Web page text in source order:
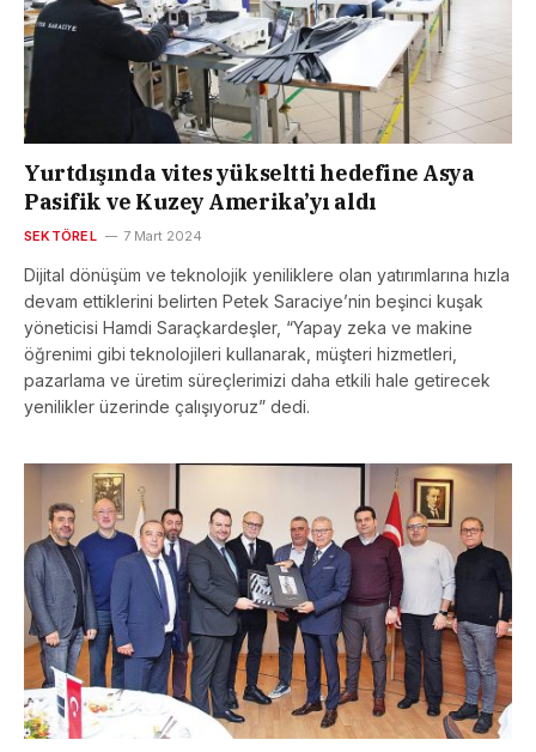
Yurtdışında vites yükseltti hedefine Asya
Pasifik ve Kuzey Amerika’yı aldı
SEKTÖREL 7 Mart 2024
Dijital dönüşüm ve teknolojik yeniliklere olan yatırımlarına hızla
devam ettiklerini belirten Petek Saraciye’nin beşinci kuşak
yöneticisi Hamdi Saraçkardeşler, “Yapay zeka ve makine
öğrenimi gibi teknolojileri kullanarak, müşteri hizmetleri,
pazarlama ve üretim süreçlerimizi daha etkili hale getirecek
yenilikler üzerinde çalışıyoruz” dedi.